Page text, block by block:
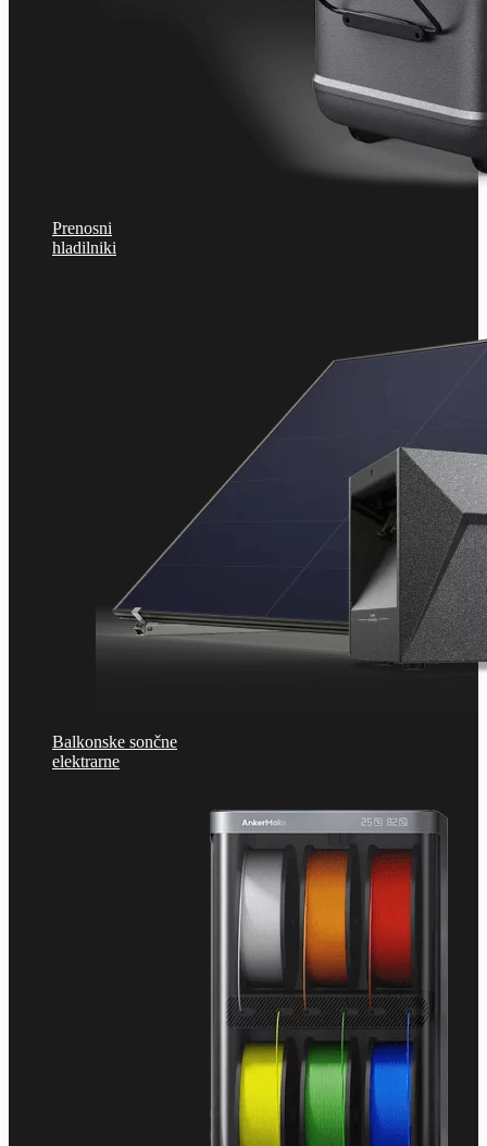
Prenosni
hladilniki
Balkonske sončne
elektrarne